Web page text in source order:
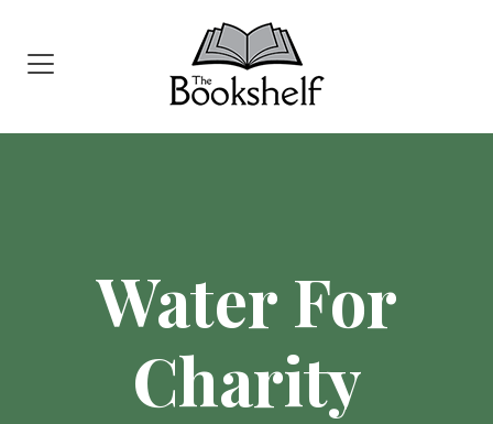
Water For
Charity